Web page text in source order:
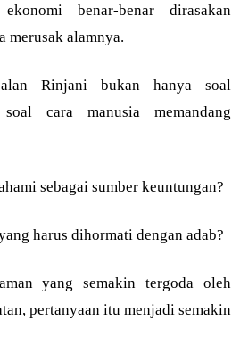
benar-benar dirasakan
merusak alamnya.
Rinjani bukan hanya soal
cara manusia memandang
sebagai sumber keuntungan?
harus dihormati dengan adab?
yang semakin tergoda oleh
pertanyaan itu menjadi semakin